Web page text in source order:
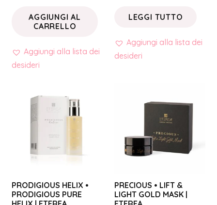
AGGIUNGI AL
CARRELLO
Aggiungi alla lista dei
desideri
LEGGI TUTTO
Aggiungi alla lista dei
desideri
PRODIGIOUS HELIX •
PRODIGIOUS PURE
PRECIOUS • LIFT &
LIGHT GOLD MASK |